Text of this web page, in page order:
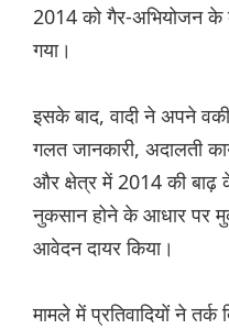
2014 को गैर-अभियोजन के
गया।
इसके बाद, वादी ने अपने
गलत जानकारी, अदालती
और क्षेत्र में 2014 की बाढ़
नुकसान होने के आधार पर
आवेदन दायर किया।
मामले में प्रतिवादियों ने